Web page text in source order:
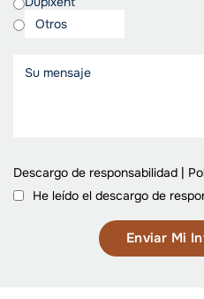
Descargo de responsabilidad |
He leído el descargo de